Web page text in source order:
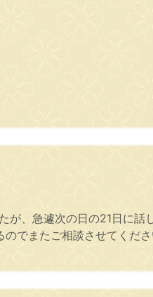
が、急遽次の日の21日に話
でまたご相談させてくだ